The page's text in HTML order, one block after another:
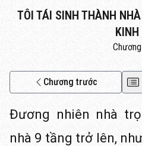
TÔI TÁI SINH THÀNH
KINH
Chương trước
Đương nhiên nhà
nhà 9 tầng trở lên,